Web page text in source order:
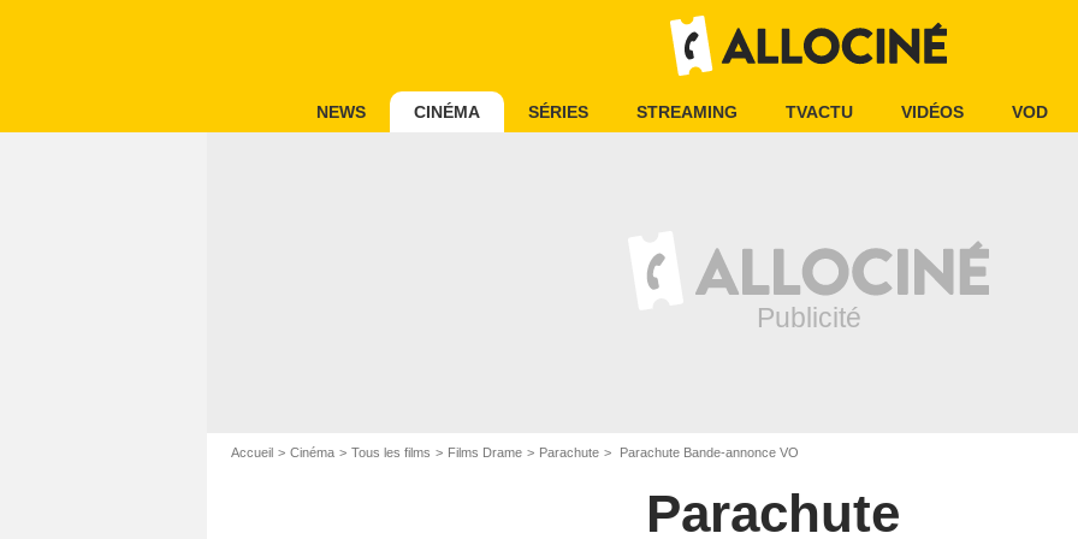
NEWS CINÉMA SÉRIES STREAMING TVACTU VIDÉOS VOD
Accueil Cinéma Tous les films Films Drame Parachute Parachute Bande-annonce VO
Parachute